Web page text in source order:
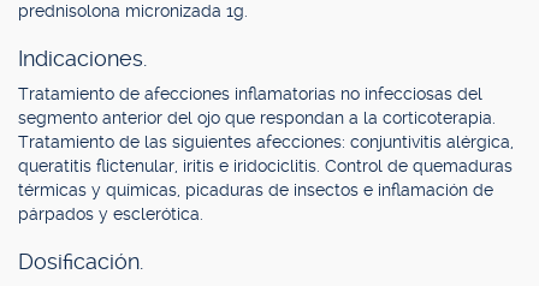
prednisolona micronizada 1g.
Indicaciones.
Tratamiento de afecciones inflamatorias no infecciosas del
segmento anterior del ojo que respondan a la corticoterapia.
Tratamiento de las siguientes afecciones: conjuntivitis alérgica,
queratitis flictenular, iritis e iridociclitis. Control de quemaduras
térmicas y químicas, picaduras de insectos e inflamación de
párpados y esclerótica.
Dosificación.